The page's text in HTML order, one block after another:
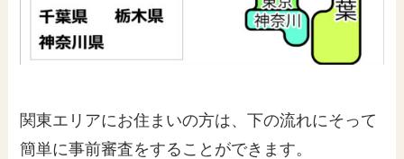
関東エリアにお住まいの方は、下の流れにそって
簡単に事前審査をすることができます。